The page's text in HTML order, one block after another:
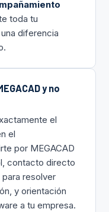
toda tu
diferencia
y no
el
el
por MEGACAD
contacto directo
resolver
y orientación
a tu empresa.